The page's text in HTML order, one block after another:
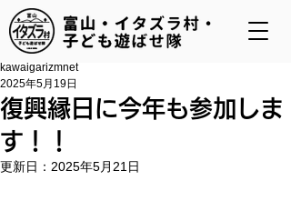
復興縁日に今年も参加しま
す！！
kawaigarizmnet
2025年5月19日
更新日： 2025年5月21日